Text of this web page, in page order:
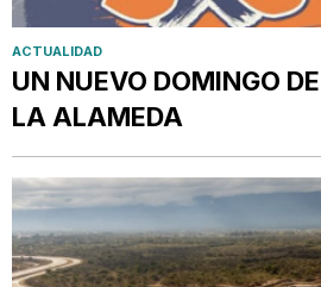
ACTUALIDAD
UN NUEVO DOMINGO
LA ALAMEDA